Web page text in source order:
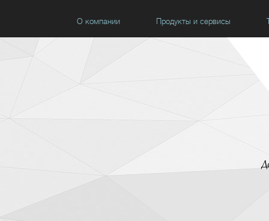
О компании Продукты и сервисы